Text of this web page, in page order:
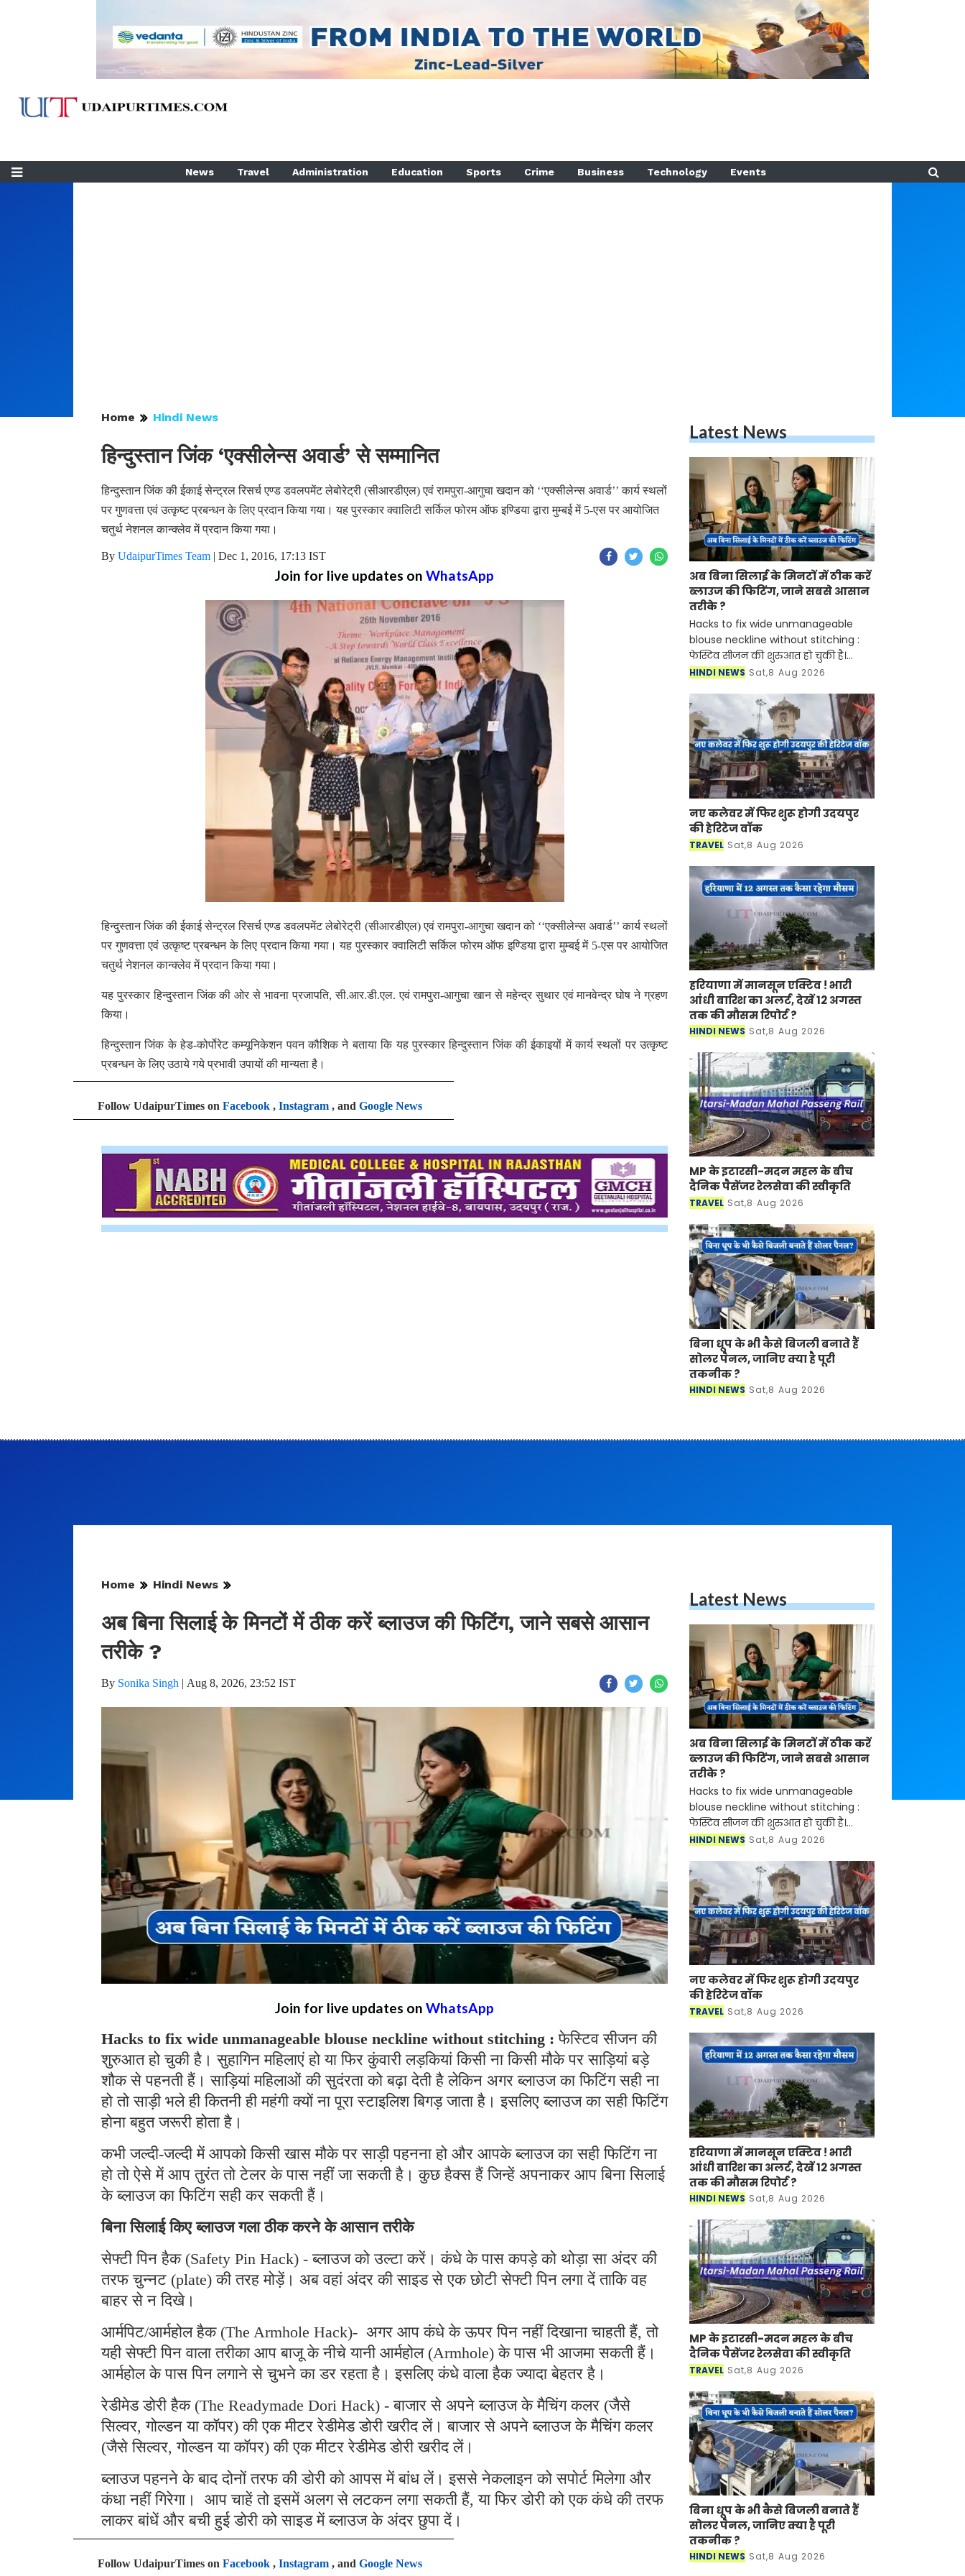
News Travel Administration Education Sports Crime Business Technology Events
Home Hindi News
हिन्दुस्तान जिंक ‘एक्सीलेन्स अवार्ड’ से सम्मानित
हिन्दुस्तान जिंक की ईकाई सेन्ट्रल रिसर्च एण्ड डवलपमेंट लेबोरेट्री (सीआरडीएल) एवं रामपुरा-आगुचा खदान को ‘‘एक्सीलेन्स अवार्ड’’ कार्य स्थलों
पर गुणवत्ता एवं उत्कृष्ट प्रबन्धन के लिए प्रदान किया गया। यह पुरस्कार क्वालिटी सर्किल फोरम ऑफ इण्डिया द्वारा मुम्बई में 5-एस पर आयोजित
चतुर्थ नेशनल कान्क्लेव में प्रदान किया गया।
By UdaipurTimes Team | Dec 1, 2016, 17:13 IST
Join for live updates on WhatsApp
हिन्दुस्तान जिंक की ईकाई सेन्ट्रल रिसर्च एण्ड डवलपमेंट लेबोरेट्री (सीआरडीएल) एवं रामपुरा-आगुचा खदान को ‘‘एक्सीलेन्स अवार्ड’’ कार्य स्थलों
पर गुणवत्ता एवं उत्कृष्ट प्रबन्धन के लिए प्रदान किया गया। यह पुरस्कार क्वालिटी सर्किल फोरम ऑफ इण्डिया द्वारा मुम्बई में 5-एस पर आयोजित
चतुर्थ नेशनल कान्क्लेव में प्रदान किया गया।
यह पुरस्कार हिन्दुस्तान जिंक की ओर से भावना प्रजापति, सी.आर.डी.एल. एवं रामपुरा-आगुचा खान से महेन्द्र सुथार एवं मानवेन्द्र घोष ने ग्रहण
किया।
हिन्दुस्तान जिंक के हेड-कोर्पोरेट कम्यूनिकेशन पवन कौशिक ने बताया कि यह पुरस्कार हिन्दुस्तान जिंक की ईकाइयों में कार्य स्थलों पर उत्कृष्ट
प्रबन्धन के लिए उठाये गये प्रभावी उपायों की मान्यता है।
Follow UdaipurTimes on Facebook , Instagram , and Google News
Latest News
अब बिना सिलाई के मिनटों में ठीक करें
ब्लाउज की फिटिंग, जाने सबसे आसान
तरीके ?
Hacks to fix wide unmanageable
blouse neckline without stitching :
फेस्टिव सीजन की शुरुआत हो चुकी है।
सुहागिन महिलाएं हो या फिर कुंवारी
बड़े शौक से पहनती हैं। स
HINDI NEWS Sat,8 Aug 2026
नए कलेवर में फिर शुरू होगी उदयपुर
की हेरिटेज वॉक
TRAVEL Sat,8 Aug 2026
हरियाणा में मानसून एक्टिव ! भारी
आंधी बारिश का अलर्ट, देखें 12 अगस्त
तक की मौसम रिपोर्ट ?
HINDI NEWS Sat,8 Aug 2026
MP के इटारसी-मदन महल के बीच
दैनिक पैसेंजर रेलसेवा की स्वीकृति
TRAVEL Sat,8 Aug 2026
बिना धूप के भी कैसे बिजली बनाते हैं
सोलर पैनल, जानिए क्या है पूरी
तकनीक ?
HINDI NEWS Sat,8 Aug 2026
Home Hindi News
अब बिना सिलाई के मिनटों में ठीक करें ब्लाउज की फिटिंग, जाने सबसे आसान
तरीके ?
By Sonika Singh | Aug 8, 2026, 23:52 IST
Join for live updates on WhatsApp
Hacks to fix wide unmanageable blouse neckline without stitching :फेस्टिव सीजन की
शुरुआत हो चुकी है। सुहागिन महिलाएं हो या फिर कुंवारी लड़कियां किसी ना किसी मौके पर साड़ियां बड़े
शौक से पहनती हैं। साड़ियां महिलाओं की सुदंरता को बढ़ा देती है लेकिन अगर ब्लाउज का फिटिंग सही ना
हो तो साड़ी भले ही कितनी ही महंगी क्यों ना पूरा स्टाइलिश बिगड़ जाता है। इसलिए ब्लाउज का सही फिटिंग
होना बहुत जरूरी होता है।
कभी जल्दी-जल्दी में आपको किसी खास मौके पर साड़ी पहनना हो और आपके ब्लाउज का सही फिटिंग ना
हो तो ऐसे में आप तुरंत तो टेलर के पास नहीं जा सकती है। कुछ हैक्स हैं जिन्हें अपनाकर आप बिना सिलाई
के ब्लाउज का फिटिंग सही कर सकती हैं।
बिना सिलाई किए ब्लाउज गला ठीक करने के आसान तरीके
सेफ्टी पिन हैक (Safety Pin Hack) - ब्लाउज को उल्टा करें। कंधे के पास कपड़े को थोड़ा सा अंदर की
तरफ चुन्नट (plate) की तरह मोड़ें। अब वहां अंदर की साइड से एक छोटी सेफ्टी पिन लगा दें ताकि वह
बाहर से न दिखे।
आर्मपिट/आर्महोल हैक (The Armhole Hack)- अगर आप कंधे के ऊपर पिन नहीं दिखाना चाहती हैं, तो
यही सेफ्टी पिन वाला तरीका आप बाजू के नीचे यानी आर्महोल (Armhole) के पास भी आजमा सकती हैं।
आर्महोल के पास पिन लगाने से चुभने का डर रहता है। इसलिए कंधे वाला हैक ज्यादा बेहतर है।
रेडीमेड डोरी हैक (The Readymade Dori Hack) - बाजार से अपने ब्लाउज के मैचिंग कलर (जैसे
सिल्वर, गोल्डन या कॉपर) की एक मीटर रेडीमेड डोरी खरीद लें। बाजार से अपने ब्लाउज के मैचिंग कलर
(जैसे सिल्वर, गोल्डन या कॉपर) की एक मीटर रेडीमेड डोरी खरीद लें।
ब्लाउज पहनने के बाद दोनों तरफ की डोरी को आपस में बांध लें। इससे नेकलाइन को सपोर्ट मिलेगा और
कंधा नहीं गिरेगा। आप चाहें तो इसमें अलग से लटकन लगा सकती हैं, या फिर डोरी को एक कंधे की तरफ
लाकर बांधें और बची हुई डोरी को साइड में ब्लाउज के अंदर छुपा दें।
Follow UdaipurTimes on Facebook , Instagram , and Google News
Latest News
अब बिना सिलाई के मिनटों में ठीक करें
ब्लाउज की फिटिंग, जाने सबसे आसान
तरीके ?
Hacks to fix wide unmanageable
blouse neckline without stitching :
फेस्टिव सीजन की शुरुआत हो चुकी है।
सुहागिन महिलाएं हो या फिर कुंवारी
बड़े शौक से पहनती हैं। स
HINDI NEWS Sat,8 Aug 2026
नए कलेवर में फिर शुरू होगी उदयपुर
की हेरिटेज वॉक
TRAVEL Sat,8 Aug 2026
हरियाणा में मानसून एक्टिव ! भारी
आंधी बारिश का अलर्ट, देखें 12 अगस्त
तक की मौसम रिपोर्ट ?
HINDI NEWS Sat,8 Aug 2026
MP के इटारसी-मदन महल के बीच
दैनिक पैसेंजर रेलसेवा की स्वीकृति
TRAVEL Sat,8 Aug 2026
बिना धूप के भी कैसे बिजली बनाते हैं
सोलर पैनल, जानिए क्या है पूरी
तकनीक ?
HINDI NEWS Sat,8 Aug 2026